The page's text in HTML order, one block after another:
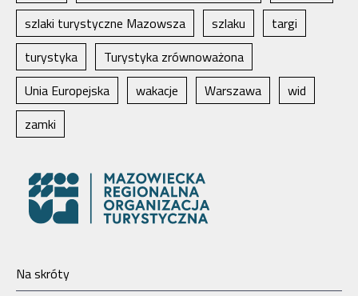
szlaki turystyczne Mazowsza
szlaku
targi
turystyka
Turystyka zrównoważona
Unia Europejska
wakacje Warszawa
wid
zamki
Na skróty